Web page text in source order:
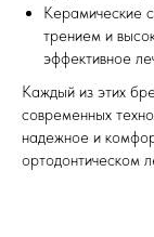
Керамические
трением и
эффективное
Каждый из этих
современных
надежное и
ортодонтическом